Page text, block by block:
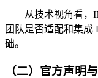
从技术视角看，
团队是否适配和集
础。
（二）官方声明